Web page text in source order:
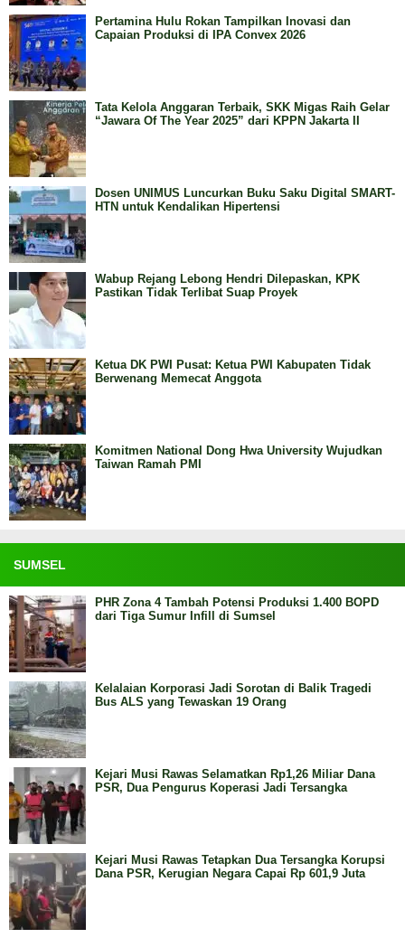
Pertamina Hulu Rokan Tampilkan Inovasi dan
Capaian Produksi di IPA Convex 2026
Tata Kelola Anggaran Terbaik, SKK Migas Raih Gelar
“Jawara Of The Year 2025” dari KPPN Jakarta II
Dosen UNIMUS Luncurkan Buku Saku Digital SMART-
HTN untuk Kendalikan Hipertensi
Wabup Rejang Lebong Hendri Dilepaskan, KPK
Pastikan Tidak Terlibat Suap Proyek
Ketua DK PWI Pusat: Ketua PWI Kabupaten Tidak
Berwenang Memecat Anggota
Komitmen National Dong Hwa University Wujudkan
Taiwan Ramah PMI
SUMSEL
PHR Zona 4 Tambah Potensi Produksi 1.400 BOPD
dari Tiga Sumur Infill di Sumsel
Kelalaian Korporasi Jadi Sorotan di Balik Tragedi
Bus ALS yang Tewaskan 19 Orang
Kejari Musi Rawas Selamatkan Rp1,26 Miliar Dana
PSR, Dua Pengurus Koperasi Jadi Tersangka
Kejari Musi Rawas Tetapkan Dua Tersangka Korupsi
Dana PSR, Kerugian Negara Capai Rp 601,9 Juta